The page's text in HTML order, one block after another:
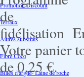
Promotion Discount
Terraux
Autres substrats
Fibre Coco
Billes d'argile- Laine de roche
Votre panier
de0,25 €.